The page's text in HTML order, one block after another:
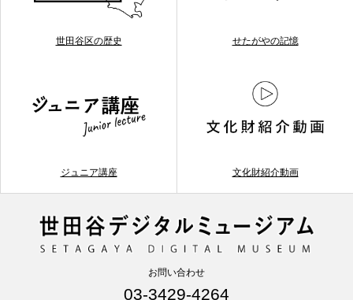
世田谷区の歴史 せたがやの記憶
ジュニア講座 文化財紹介動画
お問い合わせ
03-3429-4264